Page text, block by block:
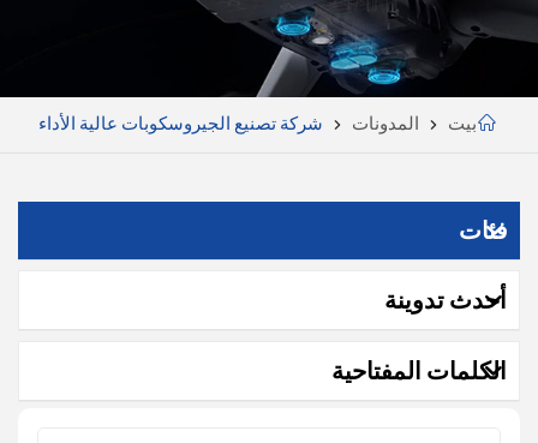
CN
بيت المدونات شركة تصنيع الجيروسكوبات عالية الأداء
فئات
أحدث تدوينة
الكلمات المفتاحية